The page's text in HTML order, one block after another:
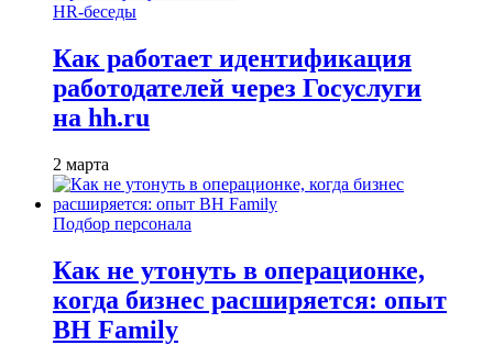
HR-беседы
Как работает идентификация
работодателей через Госуслуги
на hh.ru
2 марта
Подбор персонала
Как не утонуть в операционке,
когда бизнес расширяется: опыт
BH Family